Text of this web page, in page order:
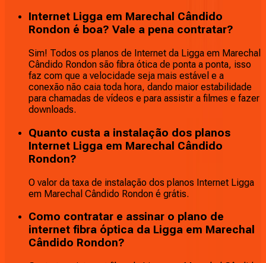
Internet Ligga em Marechal Cândido
Rondon é boa? Vale a pena contratar?
Sim! Todos os planos de Internet da Ligga em Marechal
Cândido Rondon são fibra ótica de ponta a ponta, isso
faz com que a velocidade seja mais estável e a
conexão não caia toda hora, dando maior estabilidade
para chamadas de vídeos e para assistir a filmes e fazer
downloads.
Quanto custa a instalação dos planos
Internet Ligga em Marechal Cândido
Rondon?
O valor da taxa de instalação dos planos Internet Ligga
em Marechal Cândido Rondon é grátis.
Como contratar e assinar o plano de
internet fibra óptica da Ligga em Marechal
Cândido Rondon?